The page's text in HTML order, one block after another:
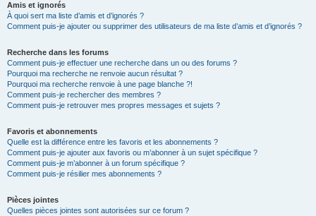
Amis et ignorés
À quoi sert ma liste d’amis et d’ignorés ?
Comment puis-je ajouter ou supprimer des utilisateurs de ma liste d’amis et d’ignorés ?
Recherche dans les forums
Comment puis-je effectuer une recherche dans un ou des forums ?
Pourquoi ma recherche ne renvoie aucun résultat ?
Pourquoi ma recherche renvoie à une page blanche ?!
Comment puis-je rechercher des membres ?
Comment puis-je retrouver mes propres messages et sujets ?
Favoris et abonnements
Quelle est la différence entre les favoris et les abonnements ?
Comment puis-je ajouter aux favoris ou m’abonner à un sujet spécifique ?
Comment puis-je m’abonner à un forum spécifique ?
Comment puis-je résilier mes abonnements ?
Pièces jointes
Quelles pièces jointes sont autorisées sur ce forum ?